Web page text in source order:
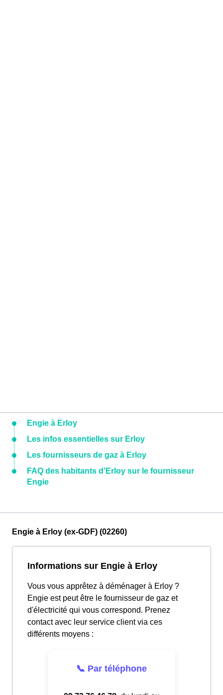
Engie à Erloy
Les infos essentielles sur Erloy
Les fournisseurs de gaz à Erloy
FAQ des habitants d'Erloy sur le fournisseur
Engie
Engie à Erloy (ex-GDF) (02260)
Informations sur Engie à Erloy
Vous vous apprêtez à déménager à Erloy ?
Engie est peut être le fournisseur de gaz et
d'électricité qui vous correspond. Prenez
contact avec leur service client via ces
différents moyens :
📞 Par téléphone